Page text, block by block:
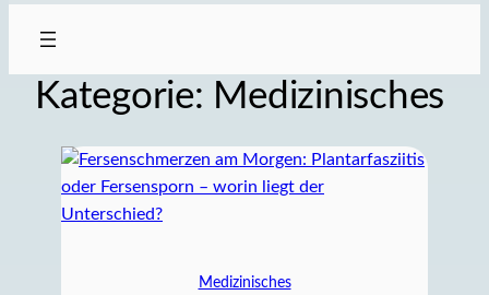
Kategorie: Medizinisches
Medizinisches